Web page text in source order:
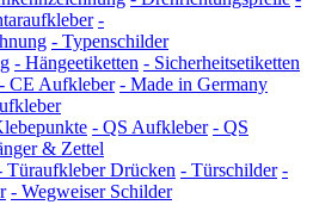
-
- Typenschilder
- Hängeetiketten - Sicherheitsetiketten
- CE Aufkleber - Made in Germany
- QS Aufkleber - QS
& Zettel
Türaufkleber Drücken - Türschilder -
- Wegweiser Schilder